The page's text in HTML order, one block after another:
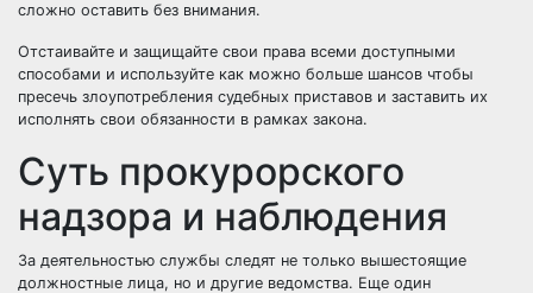
сложно оставить без внимания.
Отстаивайте и защищайте свои права всеми доступными
способами и используйте как можно больше шансов чтобы
пресечь злоупотребления судебных приставов и заставить их
исполнять свои обязанности в рамках закона.
Суть прокурорского
надзора и наблюдения
За деятельностью службы следят не только вышестоящие
должностные лица, но и другие ведомства. Еще один